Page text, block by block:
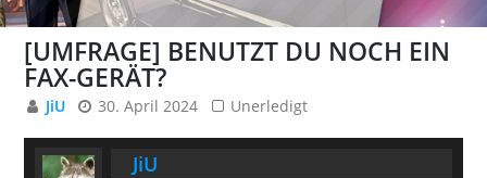
[UMFRAGE] BENUTZT DU NOCH EIN
FAX-GERÄT?
JiU 30. April 2024 Unerledigt
JiU